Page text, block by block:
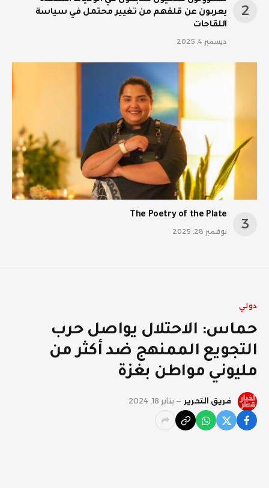
يعربون عن قلقهم من تغيير محتمل في سياسة
اللقاحات
ديسمبر 4, 2025
The Poetry of the Plate
نوفمبر 28, 2025
دولي
حماس: الاحتلال يواصل حرب
التجويع الممنهج ضد أكثر من
مليوني مواطن بغزة
فريق التحرير يناير 18, 2024